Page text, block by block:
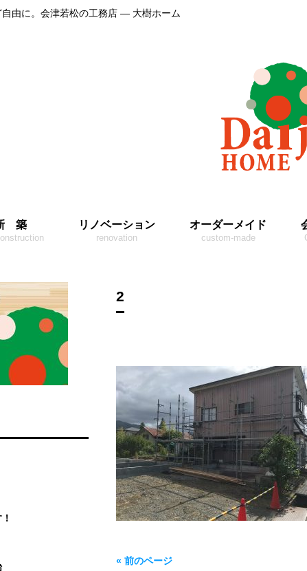
由に。会津若松の工務店 ― 大樹ホーム
築 リノベーション
renovation
オーダーメイド
custom-made
2
« 前のページ